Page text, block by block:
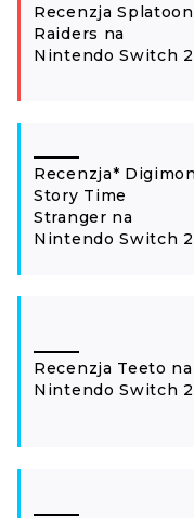
Recenzja Splatoon
Raiders na
Nintendo Switch 2
Recenzja* Digimon
Story Time
Stranger na
Nintendo Switch 2
Recenzja Teeto na
Nintendo Switch 2